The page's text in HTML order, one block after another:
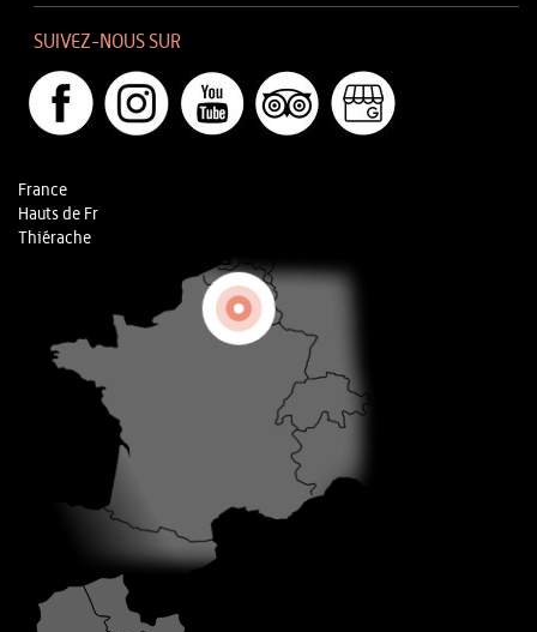
SUIVEZ-NOUS SUR
France
Hauts de Fr
Thiérache